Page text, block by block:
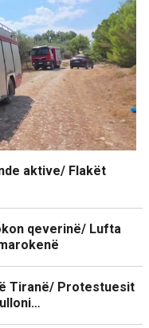
aktive/ Flakët
qeverinë/ Lufta
Tiranë/ Protestuesit